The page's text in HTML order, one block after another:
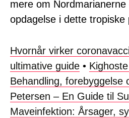
mere om Nordmarianerne
opdagelse i dette tropiske
Hvornår virker
ultimative guide •
Behandling, forebyggelse
Petersen – En Guide til
Maveinfektion: Årsager,